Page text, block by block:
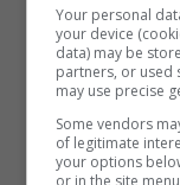
Your personal
your device
data) may be
partners, or used
may use precise
Some vendors
of legitimate
your options
or in the site